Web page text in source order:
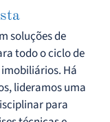
soluções de
todo o ciclo de
Há
lideramos uma
para